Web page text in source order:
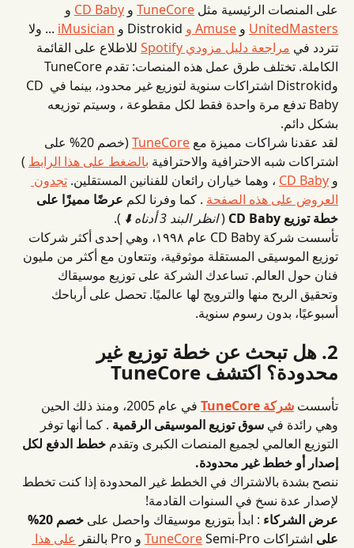
على المنصات الرئيسية مثل TuneCore و CD Baby و
UnitedMasters و Amuse و iMusician ... ولا
تتردد في مراجعة دليل مزودي Spotify
للاطلاع على القائمة
وDistrokid اشتراكات سنوية لتوزيع غير محدود، بينما في CD
Baby تدفع مرة واحدة فقط لكل مقطوعة ، وسيتم توزيعه
بشكل دائم.
لقد عقدنا شراكات مميزة مع TuneCore
(خصم 20% على
اشتراكات شبه الاحترافية والاحترافية بالضغط على هذا الرابط )
و CD Baby ، وهما خياران رائعان للفنانين المستقلين. تجدون
العروض على هذه الصفحة . كما وفرنا لكم عرضًا مميزًا على
خطة توزيع CD Baby
( انظر البند 3 أدناه ⬇️
).
تأسست شركة CD Baby عام ١٩٩٨، وهي إحدى أكثر شركات
توزيع الموسيقى المستقلة موثوقية، وتتعاون مع أكثر من مليون
فنان حول العالم. تساعدك الشركة على توزيع موسيقاك
وتحقيق الربح منها والترويج لها عالميًا. تحصل على أرباحك
أسبوعيًا، بدون رسوم سنوية.
2. هل تبحث عن خطة توزيع غير
محدودة؟ اكتشف TuneCore
تأسست شركة TuneCore
في عام 2005، ومنذ ذلك الحين
وهي رائدة في سوق توزيع الموسيقى الرقمية . كما أنها توفر
التوزيع العالمي لجميع المنصات الكبرى وتقدم خطط الدفع لكل
إصدار أو خطط غير محدودة.
ننصح بشدة بالاشتراك في الخطط غير المحدودة إذا كنت تخطط
لإصدار عدة نسخ في السنوات القادمة!
عرض الشركاء : ابدأ بتوزيع موسيقاك واحصل على
خصم 20%
على اشتراكات TuneCore Semi-Pro و Pro بالنقر
على هذا